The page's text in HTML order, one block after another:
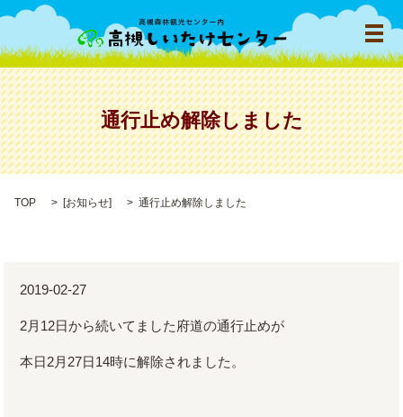
メ
通行止め解除しました
TOP [お知らせ] 通行止め解除しました
2019-02-27
2月12日から続いてました府道の通行止めが
本日2月27日14時に解除されました。